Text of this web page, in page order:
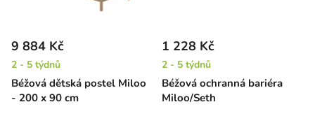
Béžová dětská postel Miloo
- 200 x 90 cm
9 884 Kč
2 - 5 týdnů
Béžová ochranná bariéra
Miloo/Seth
1 228 Kč
2 - 5 týdnů